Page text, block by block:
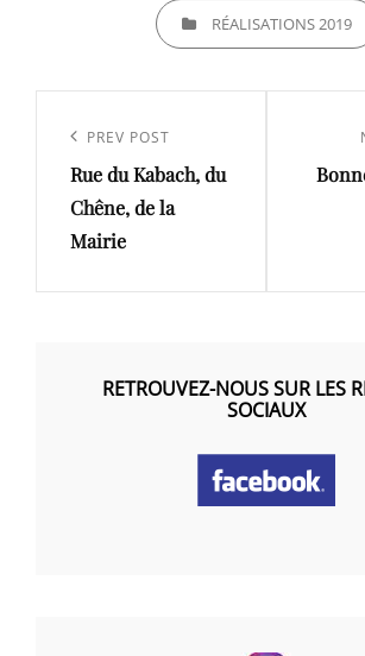
CATEGORIESRÉALISATIONS 2019
l’article
Previous
Post
PREV POST
Rue du Kabach, du
Chêne, de la
Mairie
Post
RETROUVEZ-NOUS SUR LES
SOCIAUX